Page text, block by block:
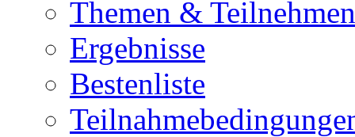
Themen & Teilnehmen
Ergebnisse
Bestenliste